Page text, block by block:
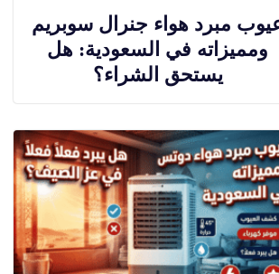
مبرد هواء جنرال سوبريم
ومميزاته في السعودية: هل
يستحق الشراء؟